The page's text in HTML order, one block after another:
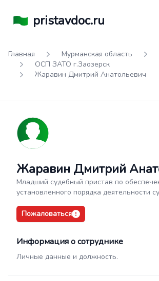
pristavdoc.ru
Главная Мурманская область
ОСП ЗАТО г.Заозерск
Жаравин Дмитрий Анатольевич
Жаравин Дмитрий
Младший судебный пристав по
установленного порядка деятельности
Пожаловаться
Информация о сотруднике
Личные данные и должность.